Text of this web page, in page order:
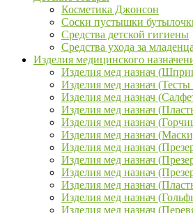
Косметика Джонсон
Соски пустышки
Средства детской гигиены
Средства ухода за
Изделия медицинского
Изделия мед назнач
Изделия мед назнач
Изделия мед назнач
Изделия мед назнач
Изделия мед назнач
Изделия мед назнач
Изделия мед назнач
Изделия мед назнач
Изделия мед назнач
Изделия мед назнач
Изделия мед назнач
Изделия мед назнач